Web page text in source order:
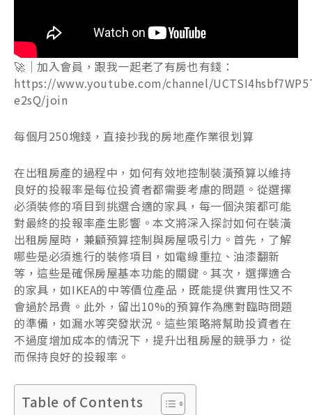
🚀｜加入會員，跟我一起老了有房也有錢：
https://www.youtube.com/channel/
e2sQ/join
每個月250塊錢，直接抄我的房地產作業很划算
在出租房產的過程中，如何有效地控制裝潢預算以維持
良好的投報率是每位投資者都需要考慮的問題。從選擇
必須裝修的項目到挑選合適的家具，每一個決策都可能
對最終的投報率產生影響。本文將深入探討如何在裝潢
出租房屋時，兼顧預算控制與房屋吸引力。首先，了解
哪些是必須進行的裝修項目，如電線重拉、油漆翻新
等，這些是確保房屋基本功能的關鍵。其次，選擇適合
的家具，如IKEA的中等價位產品，既能提供實用性又不
會過於昂貴。此外，留出10%的預算作為應對臨時問題
的準備，如漏水等突發狀況。這些策略將幫助投資者在
不過度增加成本的情況下，提升出租房屋的競爭力，從
而保持良好的投報率。
Table of Contents